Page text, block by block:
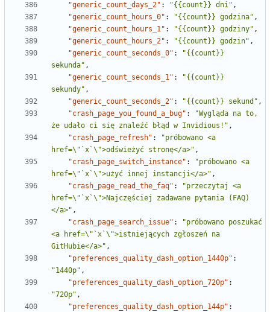
"generic_count_days_2" : "{{count}} dni" ,
"generic_count_hours_0" : "{{count}} godzina" ,
"generic_count_hours_1" : "{{count}} godziny" ,
"generic_count_hours_2" : "{{count}} godzin" ,
"generic_count_seconds_0" :
"{{count}}
sekunda" ,
"generic_count_seconds_1" :
"{{count}}
sekundy" ,
"generic_count_seconds_2" : "{{count}} sekund" ,
"crash_page_you_found_a_bug" :
"Wygląda na to,
że udało ci się znaleźć błąd w Invidious!" ,
"crash_page_refresh" :
"próbowano <a
href=\"`x`\">odświeżyć stronę</a>" ,
"crash_page_switch_instance" :
"próbowano <a
href=\"`x`\">użyć innej instancji</a>" ,
"crash_page_read_the_faq" :
"przeczytaj <a
href=\"`x`\">Najczęściej zadawane pytania (FAQ)
</a>" ,
"crash_page_search_issue" :
"próbowano poszukać
<a href=\"`x`\">istniejących zgłoszeń na
GitHubie</a>" ,
"preferences_quality_dash_option_1440p" :
"1440p" ,
"preferences_quality_dash_option_720p" :
"720p" ,
"preferences_quality_dash_option_144p" :